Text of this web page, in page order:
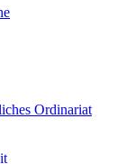
Ordinariat